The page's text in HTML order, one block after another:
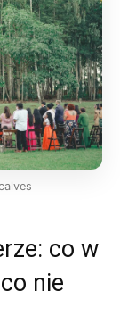
co w
nie